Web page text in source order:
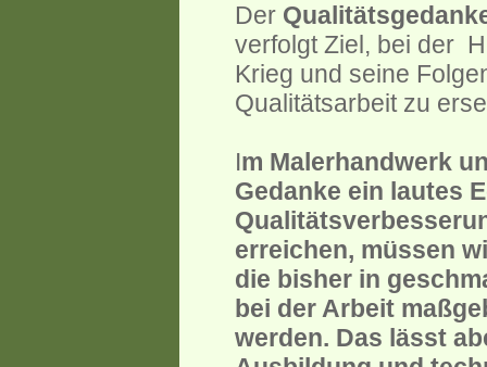
Der
verfolgt Ziel, bei der
Krieg und seine
Qualitätsarbeit zu
Im Malerhandwerk
Gedanke ein lautes
erreichen, müssen
die bisher in
bei der Arbeit
werden. Das lässt